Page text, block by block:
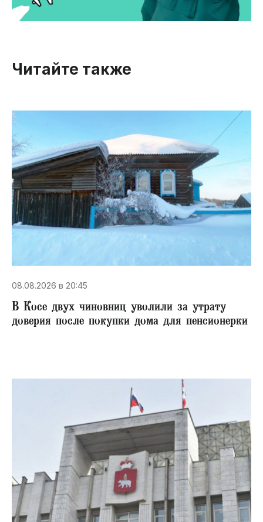
Читайте также
08.08.2026 в 20:45
В Косе двух чиновниц уволили за утрату
доверия после покупки дома для пенсионерки